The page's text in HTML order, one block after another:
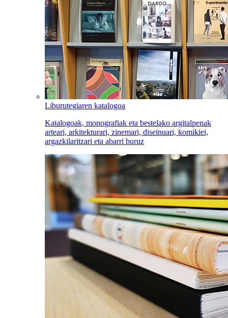
Liburutegiaren katalogoa
Katalogoak, monografiak eta bestelako argitalpenak
arteari, arkitekturari, zinemari, diseinuari, komikiei,
argazkilaritzari eta abarri buruz